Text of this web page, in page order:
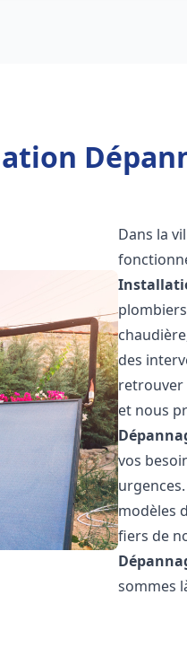
Dans la
des
retrouver
et nous
vos
modèles
fiers de
sommes